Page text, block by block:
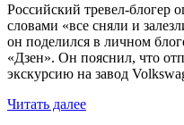
Российский тревел-блогер
словами «все сняли и
он поделился в личном
«Дзен». Он пояснил, что
экскурсию на завод
Читать далее